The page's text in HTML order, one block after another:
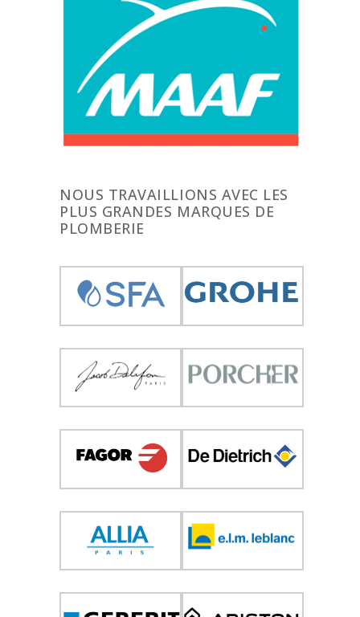
NOUS TRAVAILLIONS AVEC LES
PLUS GRANDES MARQUES DE
PLOMBERIE